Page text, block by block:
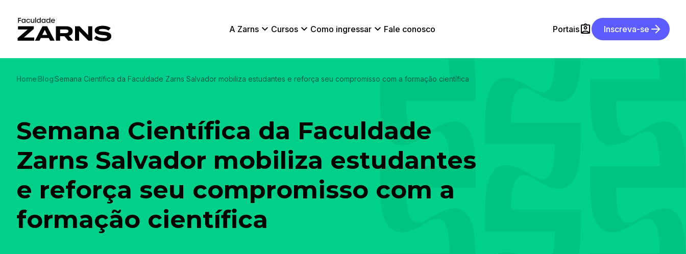
A Zarns Cursos Como ingressar Fale conosco Portais Inscreva-se
Home BlogSemana Científica da Faculdade Zarns Salvador mobiliza estudantes e reforça seu compromisso com a formação científica
Semana Científica da Faculdade
Zarns Salvador mobiliza estudantes
e reforça seu compromisso com a
formação científica